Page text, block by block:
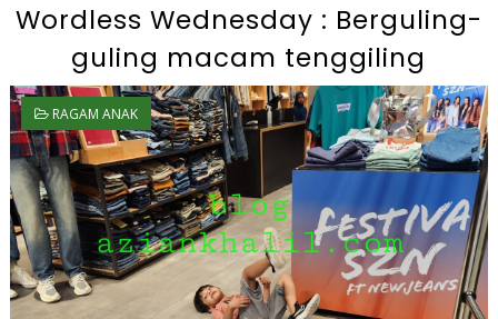
Wordless Wednesday : Berguling-
guling macam tenggiling
RAGAM ANAK